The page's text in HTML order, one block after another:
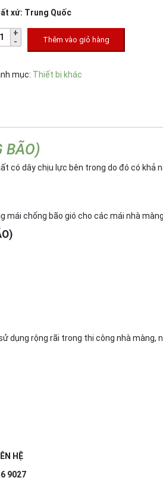
xứ: Trung Quốc
Thêm vào giỏ hàng
mục: Thiết bị khác
BÃO)
có dây chịu lực bên trong do đó có khả
mái chống bão gió cho các mái nhà
dụng rộng rãi trong thi công nhà màng,
HỆ
9027